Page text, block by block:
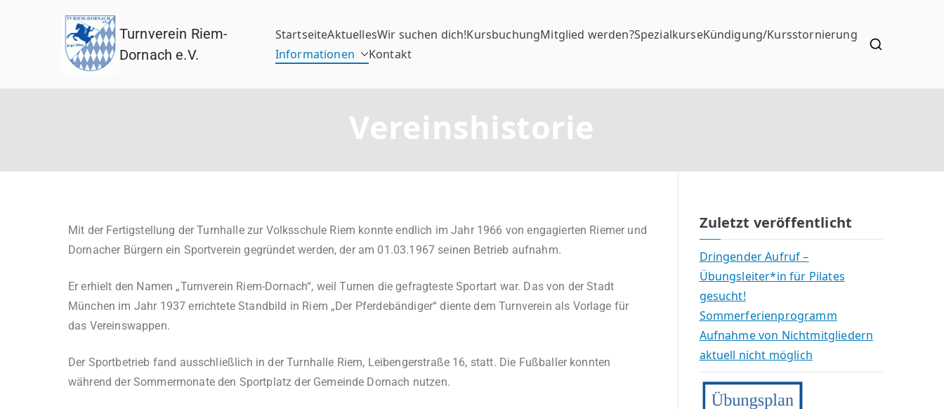
Turnverein Riem-
Dornach e.V.
StartseiteAktuellesWir suchen dich!KursbuchungMitglied werden?SpezialkurseKündigung/Kursstornierung
Informationen
Kontakt
Vereinshistorie
Mit der Fertigstellung der Turnhalle zur Volksschule Riem konnte endlich im Jahr 1966 von engagierten Riemer und
Dornacher Bürgern ein Sportverein gegründet werden, der am 01.03.1967 seinen Betrieb aufnahm.
Er erhielt den Namen „Turnverein Riem-Dornach“, weil Turnen die gefragteste Sportart war. Das von der Stadt
München im Jahr 1937 errichtete Standbild in Riem „Der Pferdebändiger“ diente dem Turnverein als Vorlage für
das Vereinswappen.
Der Sportbetrieb fand ausschließlich in der Turnhalle Riem, Leibengerstraße 16, statt. Die Fußballer konnten
während der Sommermonate den Sportplatz der Gemeinde Dornach nutzen.
Zuletzt veröffentlicht
Dringender Aufruf –
Übungsleiter*in für Pilates
gesucht!
Sommerferienprogramm
Aufnahme von Nichtmitgliedern
aktuell nicht möglich